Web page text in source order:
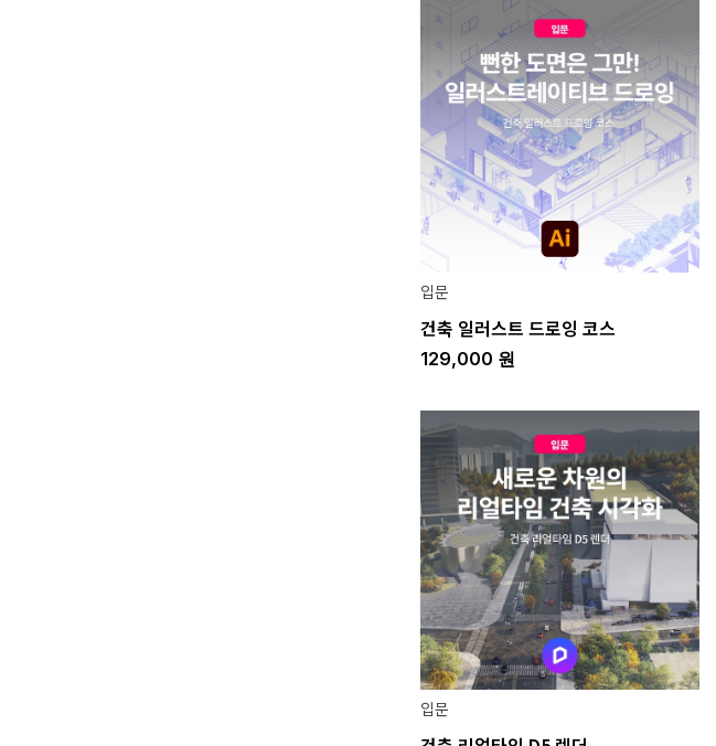
입문
건축 일러스트 드로잉 코스
129,000 원
입문